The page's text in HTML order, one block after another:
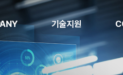
개
기술지원
제품소재